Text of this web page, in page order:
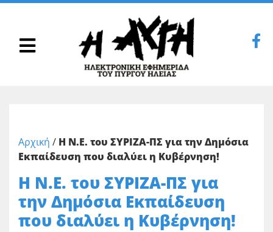
Αρχική / Η Ν.Ε. του ΣΥΡΙΖΑ-ΠΣ για την Δημόσια
Εκπαίδευση που διαλύει η Κυβέρνηση!
Η Ν.Ε. του ΣΥΡΙΖΑ-ΠΣ για
την Δημόσια Εκπαίδευση
που διαλύει η Κυβέρνηση!